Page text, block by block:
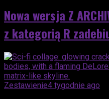
Nowa wersja Z
z kategorią R
Zestawienie4 tygodnie ago